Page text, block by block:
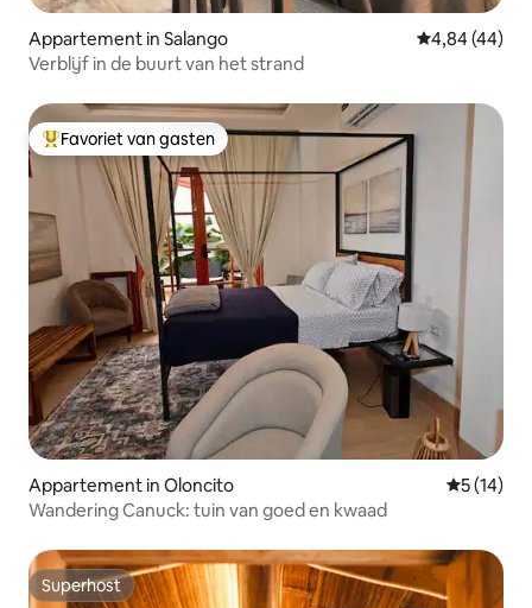
Appartement in Salango Gemiddelde
4,84 (44)
Verblijf in de buurt van het strand
Topfavoriet van gasten
Favoriet van gasten
Appartement in Oloncito
5 (14)
Wandering Canuck: tuin van goed en kwaad
Superhost
Superhost